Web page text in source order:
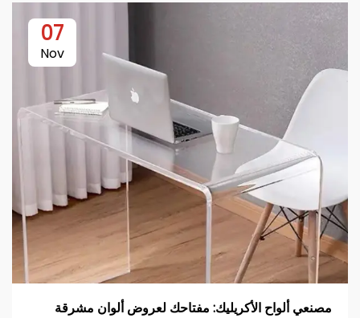
07
Nov
مصنعي ألواح الأكريليك: مفتاحك لعروض ألوان مشرقة